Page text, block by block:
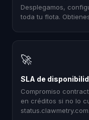
Desplegamos,
toda tu flota.
🚀
SLA de
Compromiso
en créditos si no lo
status.clawmetry.com.